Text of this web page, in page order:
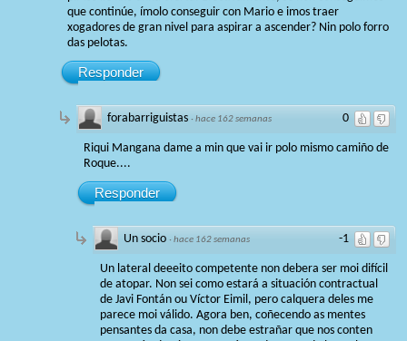
que continúe, ímolo conseguir con Mario e imos traer
xogadores de gran nivel para aspirar a ascender? Nin polo forro
das pelotas.
Responder
0
forabarriguistas ·hace 162 semanas
Riqui Mangana dame a min que vai ir polo mismo camiño de
Roque....
Responder
-1
Un socio ·hace 162 semanas
Un lateral deeeito competente non debera ser moi difícil
de atopar. Non sei como estará a situación contractual
de Javi Fontán ou Víctor Eimil, pero calquera deles me
parece moi válido. Agora ben, coñecendo as mentes
pensantes da casa, non debe estrañar que nos conten